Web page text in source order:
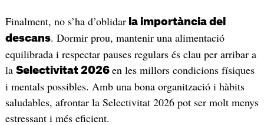
Finalment, no s’ha d’oblidarla importància del
descans. Dormir prou, mantenir una alimentació
equilibrada i respectar pauses regulars és clau per arribar a
la Selectivitat 2026 en les millors condicions físiques
i mentals possibles. Amb una bona organització i hàbits
saludables, afrontar la Selectivitat 2026 pot ser molt menys
estressant i més eficient.